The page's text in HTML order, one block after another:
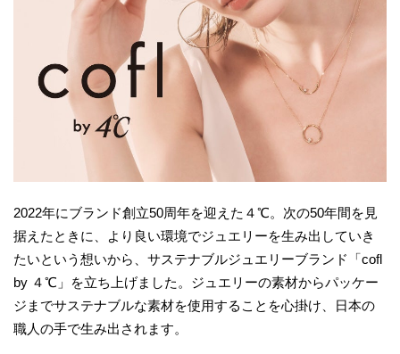
2022年にブランド創立50周年を迎えた４℃。次の50年間を見
据えたときに、より良い環境でジュエリーを生み出していき
たいという想いから、サステナブルジュエリーブランド「cofl
by ４℃」を立ち上げました。ジュエリーの素材からパッケー
ジまでサステナブルな素材を使用することを心掛け、日本の
職人の手で生み出されます。